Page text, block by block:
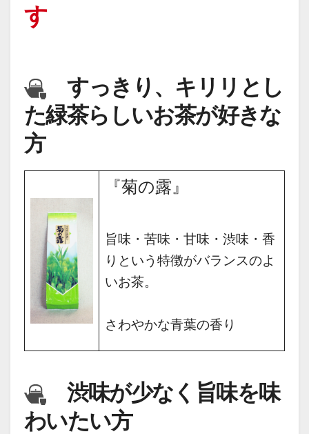
す
すっきり、キリリとし
た緑茶らしいお茶が好きな
方
『菊の露』
旨味・苦味・甘味・渋味・香
りという 特徴がバランスのよ
いお茶。
さわやかな青葉の香り
渋味が少なく旨味を味
わいたい方